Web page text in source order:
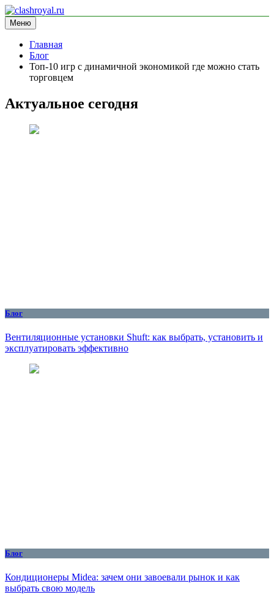
Перейти
к
содержимому
clashroyal.ru
информационный сайт
Меню
Главная
Блог
Топ-10 игр с динамичной экономикой где можно стать
торговцем
Актуальное сегодня
Блог
Вентиляционные установки Shuft: как выбрать, установить и
эксплуатировать эффективно
Блог
Кондиционеры Midea: зачем они завоевали рынок и как
выбрать свою модель